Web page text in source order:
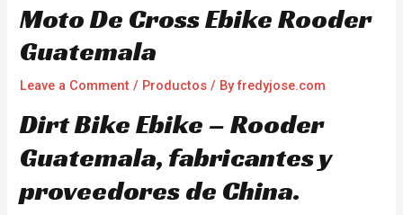
Moto De Cross Ebike Rooder
Guatemala
Leave a Comment / Productos / Byfredyjose.com
Dirt Bike Ebike – Rooder
Guatemala, fabricantes y
proveedores de China.